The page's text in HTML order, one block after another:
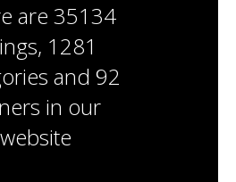
are 35134
, 1281
and 92
in our
website